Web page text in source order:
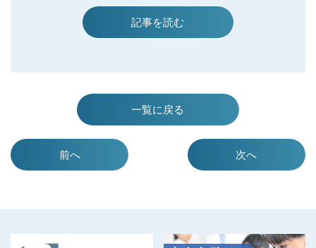
スト」実施について 予選会ピッチ(プレゼンテーション)テンプレート
柘植 清志先生） 【申し込み先】 参加をご希望の方は、以下からお申
込みください。 https://forms.office.com/r/8MpSPBwfqZ
記事を読む
一覧に戻る
前へ 次へ